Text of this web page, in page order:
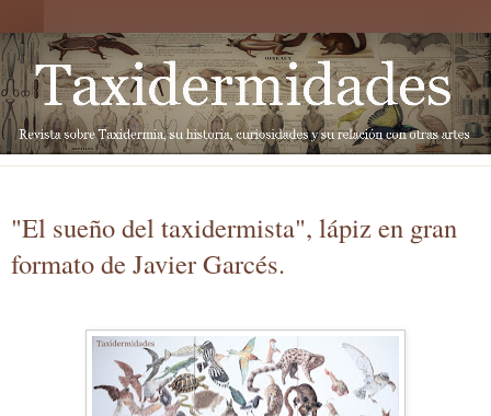
"El sueño del taxidermista", lápiz en gran
formato de Javier Garcés.